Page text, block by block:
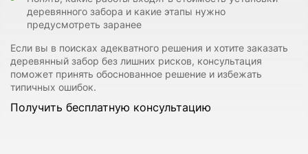
деревянного забора и какие этапы нужно
предусмотреть заранее
Если вы в поисках адекватного решения и хотите заказать
деревянный забор без лишних рисков, консультация
поможет принять обоснованное решение и избежать
типичных ошибок.
Получить бесплатную консультацию